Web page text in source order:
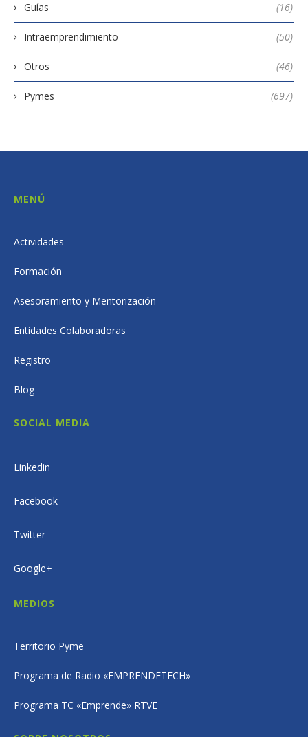
Guías (16)
Intraemprendimiento (50)
Otros (46)
Pymes (697)
MENÚ
Actividades
Formación
Asesoramiento y Mentorización
Entidades Colaboradoras
Registro
Blog
SOCIAL MEDIA
Linkedin
Facebook
Twitter
Google+
MEDIOS
Territorio Pyme
Programa de Radio «EMPRENDETECH»
Programa TC «Emprende» RTVE